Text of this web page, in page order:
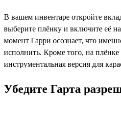
В вашем инвентаре откройте
выберите плёнку и включите её
момент Гарри осознает, что
исполнить. Кроме того, на плёнке
инструментальная версия для
Убедите Гарта